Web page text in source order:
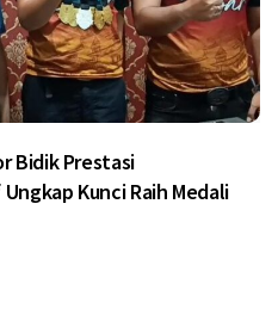
Bidik Prestasi
Kunci Raih Medali